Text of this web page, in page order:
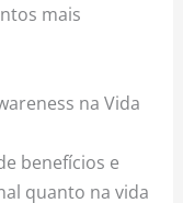
mais
na Vida
benefícios e
quanto na vida